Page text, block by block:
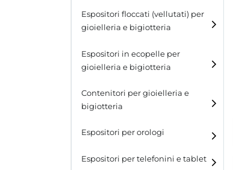
Espositori per anelli
Espositori floccati (vellutati) per
gioielleria e bigiotteria
Espositori in ecopelle per
gioielleria e bigiotteria
Contenitori per gioielleria e
bigiotteria
Espositori per orologi
Espositori per telefonini e tablet